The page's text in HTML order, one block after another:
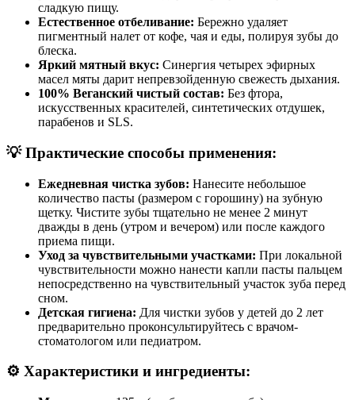
сладкую пищу.
Естественное отбеливание: Бережно удаляет
пигментный налет от кофе, чая и еды, полируя зубы до
блеска.
Яркий мятный вкус: Синергия четырех эфирных
масел мяты дарит непревзойденную свежесть дыхания.
100% Веганский чистый состав: Без фтора,
искусственных красителей, синтетических отдушек,
парабенов и SLS.
💡 Практические способы применения:
Ежедневная чистка зубов: Нанесите небольшое
количество пасты (размером с горошину) на зубную
щетку. Чистите зубы тщательно не менее 2 минут
дважды в день (утром и вечером) или после каждого
приема пищи.
Уход за чувствительными участками: При локальной
чувствительности можно нанести капли пасты пальцем
непосредственно на чувствительный участок зуба перед
сном.
Детская гигиена: Для чистки зубов у детей до 2 лет
предварительно проконсультируйтесь с врачом-
стоматологом или педиатром.
⚙️ Характеристики и ингредиенты: